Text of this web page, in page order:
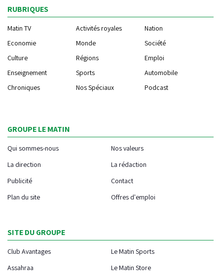
RUBRIQUES
Matin TV Activités royales
Nation
Economie
Monde
Société
Culture
Régions
Emploi
Enseignement
Sports
Automobile
Chroniques
Nos Spéciaux Podcast
GROUPE LE MATIN
Qui sommes-nous
Nos valeurs
La direction
La rédaction
Publicité
Contact
Plan du site
Offres d'emploi
SITE DU GROUPE
Club Avantages
Le Matin Sports
Assahraa
Le Matin Store